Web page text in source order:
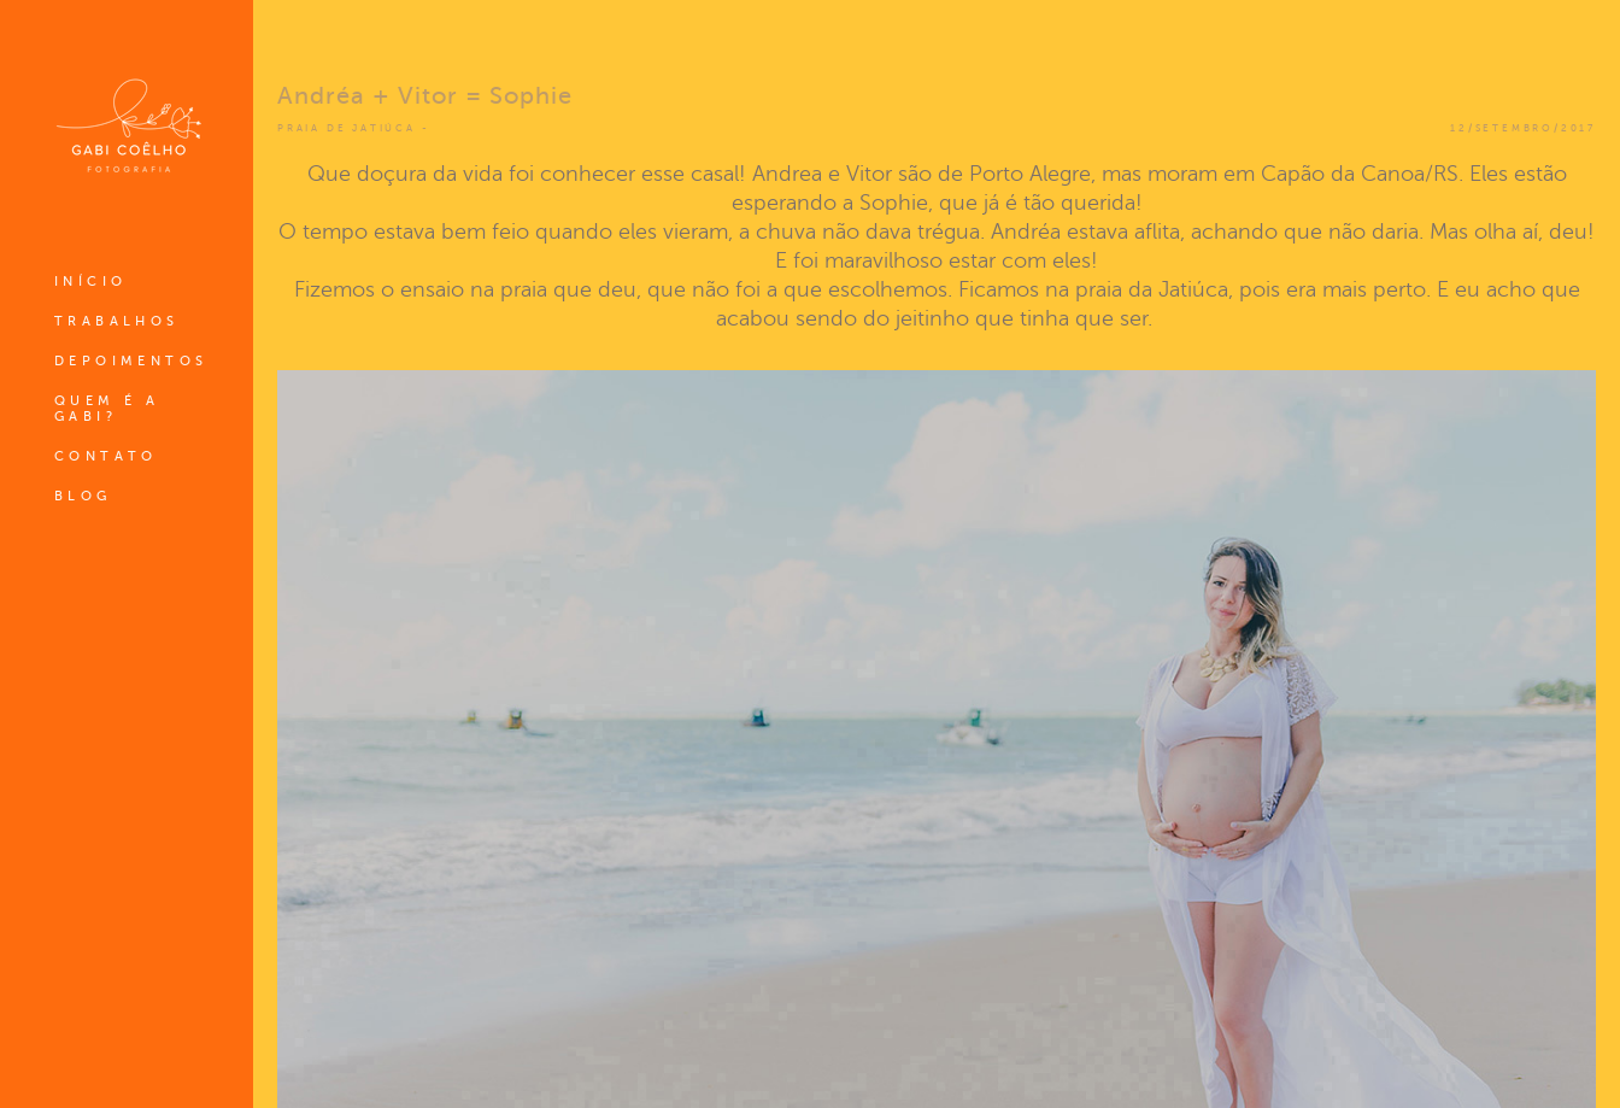
INÍCIO
TRABALHOS
DEPOIMENTOS
QUEM É A
GABI?
CONTATO
BLOG
PRAIA DE JATIÚCA 12/SETEMBRO/2017
Andréa + Vitor = Sophie
Que doçura da vida foi conhecer esse casal! Andrea e Vitor são de Porto Alegre, mas moram em Capão da Canoa/RS. Eles estão
esperando a Sophie, que já é tão querida!
O tempo estava bem feio quando eles vieram, a chuva não dava trégua. Andréa estava aflita, achando que não daria. Mas olha aí, deu!
E foi maravilhoso estar com eles!
Fizemos o ensaio na praia que deu, que não foi a que escolhemos. Ficamos na praia da Jatiúca, pois era mais perto. E eu acho que
acabou sendo do jeitinho que tinha que ser.